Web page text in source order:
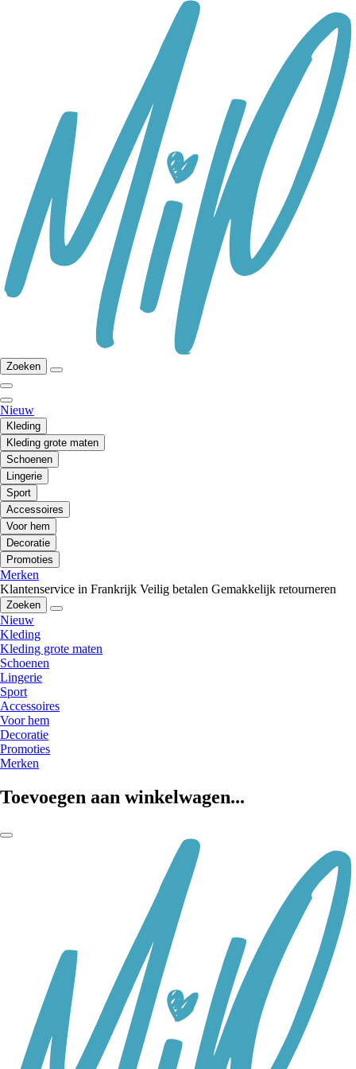
Zoeken
Nieuw
Kleding
Kleding grote maten
Schoenen
Lingerie
Sport
Accessoires
Voor hem
Decoratie
Promoties
Merken
Klantenservice in Frankrijk Veilig betalen Gemakkelijk retourneren
Zoeken
Nieuw
Kleding
Kleding grote maten
Schoenen
Lingerie
Sport
Accessoires
Voor hem
Decoratie
Promoties
Merken
Toevoegen aan winkelwagen...